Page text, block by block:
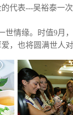
代表---吴裕泰一
世情缘。时值9月
爱，也将圆满世人